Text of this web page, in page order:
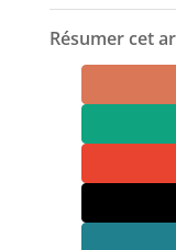
Résumer cet